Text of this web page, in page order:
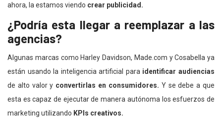
ahora, la estamos viendo crear publicidad.
¿Podría esta llegar a reemplazar a las
agencias?
Algunas marcas como Harley Davidson, Made.com y Cosabella ya
están usando la inteligencia artificial para identificar audiencias
de alto valor y convertirlas en consumidores. Y se debe a que
esta es capaz de ejecutar de manera autónoma los esfuerzos de
marketing utilizando KPIs creativos.